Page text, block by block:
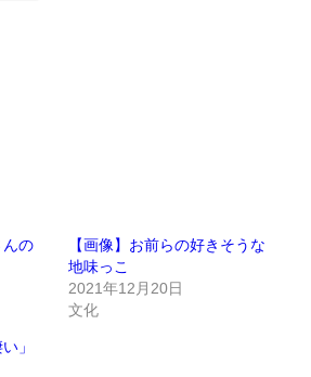
んの
【画像】お前らの好きそうな
地味っこ
2021年12月20日
文化
」